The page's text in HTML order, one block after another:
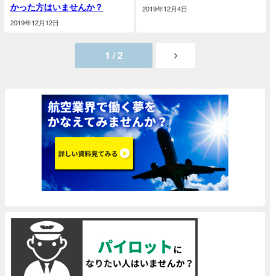
かった方はいませんか？
2019年12月12日
2019年12月4日
1 / 2